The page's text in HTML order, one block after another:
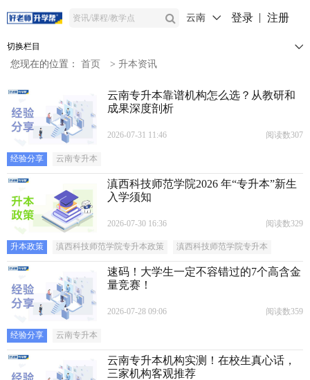
云南 登录 注册
切换栏目
您现在的位置： 首页 > 升本资讯
云南专升本靠谱机构怎么选？从教研和
成果深度剖析
2026-07-31 11:46 阅读数307
经验分享 云南专升本
滇西科技师范学院2026 年“专升本”新生
入学须知
2026-07-30 16:36 阅读数329
升本政策 滇西科技师范学院专升本政策 滇西科技师范学院专升本
速码！大学生一定不容错过的7个高含金
量竞赛！
2026-07-28 09:06 阅读数359
经验分享 云南专升本
云南专升本机构实测！在校生真心话，
三家机构客观推荐